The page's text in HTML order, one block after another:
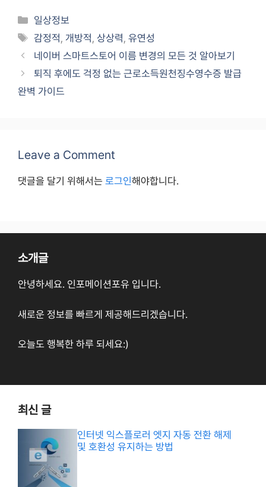
Categories
일상정보
Tags
감정적 ,개방적 ,상상력 ,유연성
네이버 스마트스토어 이름 변경의 모든 것 알아보기
퇴직 후에도 걱정 없는 근로소득원천징수영수증 발급
완벽 가이드
Leave a Comment
댓글을 달기 위해서는 로그인해야합니다.
소개글
안녕하세요. 인포메이션포유 입니다.
새로운 정보를 빠르게 제공해드리겠습니다.
오늘도 행복한 하루 되세요:)
최신 글
인터넷 익스플로러 엣지 자동 전환 해제
및 호환성 유지하는 방법